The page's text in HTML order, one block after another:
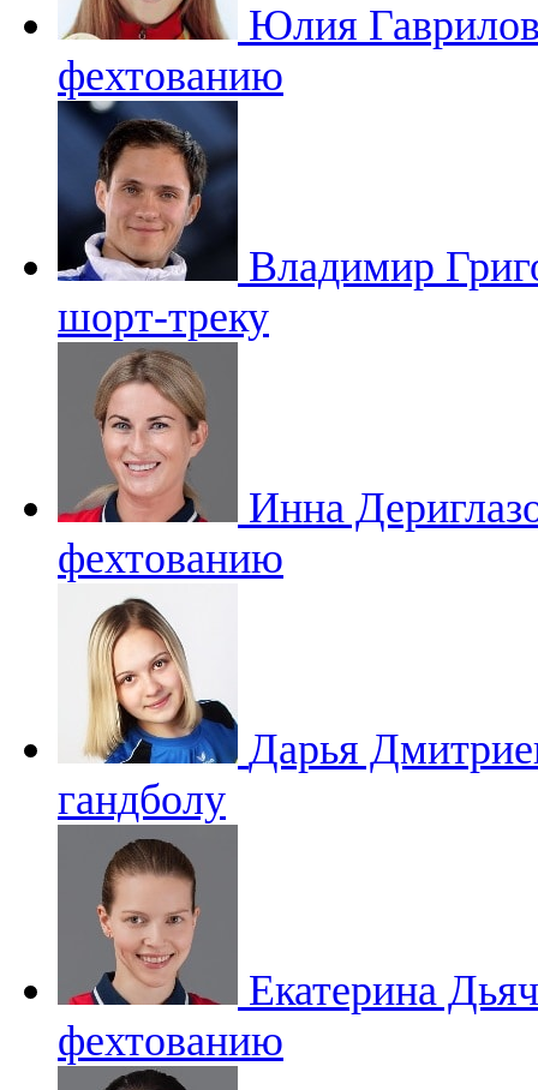
Юлия
фехтованию
Владимир
шорт-треку
Инна
фехтованию
Дарья
гандболу
Екатерина
фехтованию